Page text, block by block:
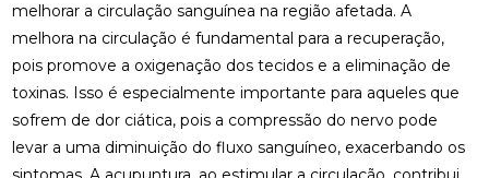
melhorar a circulação sanguínea na região afetada. A
melhora na circulação é fundamental para a recuperação,
pois promove a oxigenação dos tecidos e a eliminação de
toxinas. Isso é especialmente importante para aqueles que
sofrem de dor ciática, pois a compressão do nervo pode
levar a uma diminuição do fluxo sanguíneo, exacerbando os
ACUPUNTURA: BENEFÍCIOS E APLICAÇÕES PARA
SUA SAÚDE
BENEFÍCIOS DA ACUPUNTURA PARA SAÚDE
BENEFÍCIOS DA ACUPUNTURA RJ PARA SAÚDE E
BEM-ESTAR